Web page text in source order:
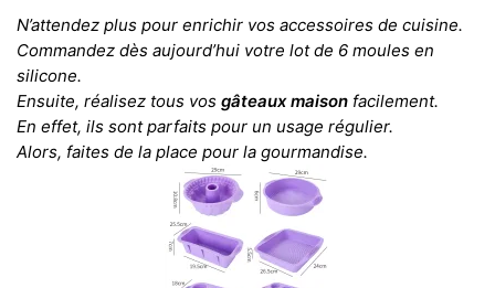
N’attendez plus pour enrichir vos accessoires de cuisine.
Commandez dès aujourd’hui votre lot de 6 moules en
silicone.
Ensuite, réalisez tous vos gâteaux maison facilement.
En effet, ils sont parfaits pour un usage régulier.
Alors, faites de la place pour la gourmandise.